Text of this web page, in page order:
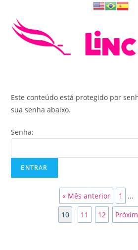
content
Este conteúdo está protegido por
sua senha abaixo.
Senha:
« Mês anterior 1 ...
10
11 12